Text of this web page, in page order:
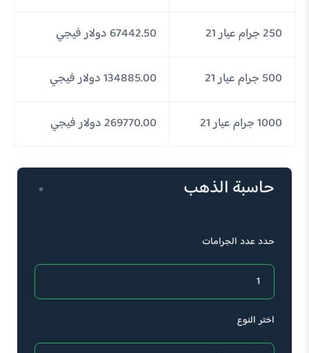
250 جرام عيار 21 67442.50 دولار فيجي
500 جرام عيار 21 134885.00 دولار فيجي
1000 جرام عيار 21 269770.00 دولار فيجي
حاسبة الذهب
حدد عدد الجرامات
اختر النوع